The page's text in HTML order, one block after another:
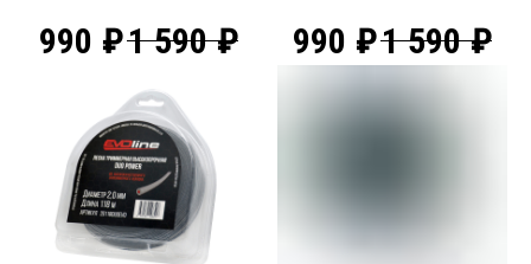
990 ₽1 590 ₽ 990 ₽1 590 ₽